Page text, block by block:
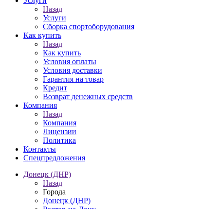
Назад
Услуги
Сборка спортоборудования
Как купить
Назад
Как купить
Условия оплаты
Условия доставки
Гарантия на товар
Кредит
Возврат денежных средств
Компания
Назад
Компания
Лицензии
Политика
Контакты
Спецпредложения
Донецк (ДНР)
Назад
Города
Донецк (ДНР)